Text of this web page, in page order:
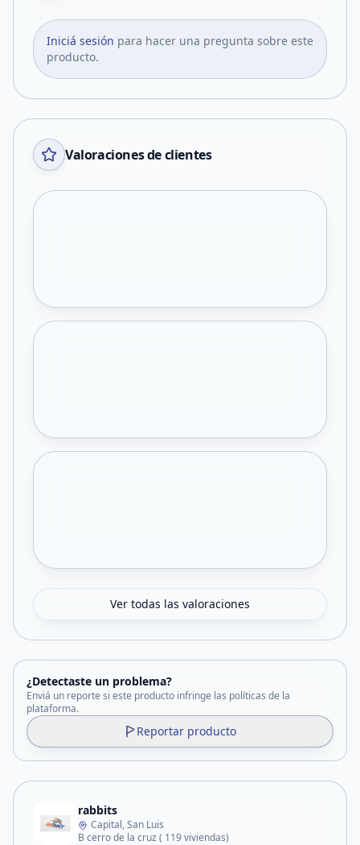
Iniciá sesión para hacer una pregunta sobre este
producto.
Valoraciones de clientes
Ver todas las valoraciones
¿Detectaste un problema?
Enviá un reporte si este producto infringe las políticas de la
plataforma.
Reportar producto
rabbits
Capital, San Luis
B cerro de la cruz ( 119 viviendas)